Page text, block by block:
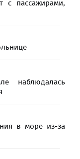
с пассажирами,
наблюдалась
в море из-за